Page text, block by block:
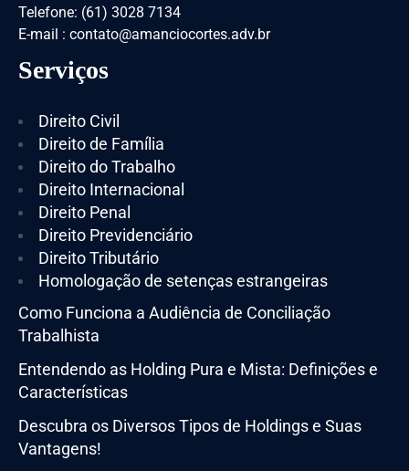
Telefone: (61) 3028 7134
E-mail : contato@amanciocortes.adv.br
Serviços
Direito Civil
Direito de Família
Direito do Trabalho
Direito Internacional
Direito Penal
Direito Previdenciário
Direito Tributário
Homologação de setenças estrangeiras
Como Funciona a Audiência de Conciliação
Trabalhista
Entendendo as Holding Pura e Mista: Definições e
Características
Descubra os Diversos Tipos de Holdings e Suas
Vantagens!